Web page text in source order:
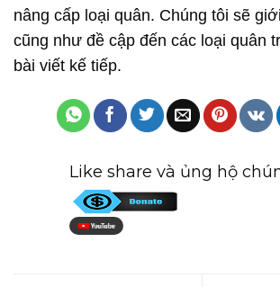
nâng cấp loại quân. Chúng tôi sẽ
cũng như đề cập đến các loại quân
bài viết kế tiếp.
Like share và ủng hộ